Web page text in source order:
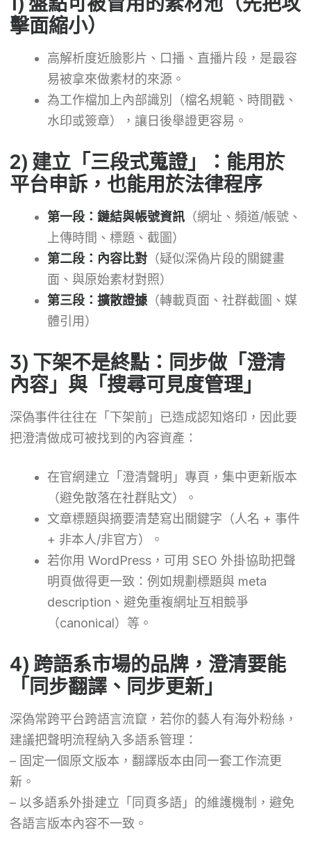
擊面縮小）
高解析度近臉影片、口播、直播片段，是最容
易被拿來做素材的來源。
為工作檔加上內部識別（檔名規範、時間戳、
水印或簽章），讓日後舉證更容易。
2) 建立「三段式蒐證」：能用於
平台申訴，也能用於法律程序
第一段：鏈結與帳號資訊（網址、頻道/帳號、
上傳時間、標題、截圖）
第二段：內容比對（疑似深偽片段的關鍵畫
面、與原始素材對照）
第三段：擴散證據（轉載頁面、社群截圖、媒
體引用）
3) 下架不是終點：同步做「澄清
內容」與「搜尋可見度管理」
深偽事件往往在「下架前」已造成認知烙印，因此要
把澄清做成可被找到的內容資產：
在官網建立「澄清聲明」專頁，集中更新版本
（避免散落在社群貼文）。
文章標題與摘要清楚寫出關鍵字（人名 + 事件
+ 非本人/非官方）。
若你用 WordPress，可用 SEO 外掛協助把聲
明頁做得更一致：例如規劃標題與 meta
description、避免重複網址互相競爭
（canonical）等。
4) 跨語系市場的品牌，澄清要能
「同步翻譯、同步更新」
深偽常跨平台跨語言流竄，若你的藝人有海外粉絲，
建議把聲明流程納入多語系管理：
– 固定一個原文版本，翻譯版本由同一套工作流更
新。
– 以多語系外掛建立「同頁多語」的維護機制，避免
各語言版本內容不一致。